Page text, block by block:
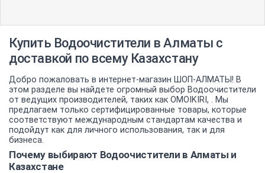
Купить Водоочистители в Алматы с
доставкой по всему Казахстану
Добро пожаловать в интернет-магазин ШОП-АЛМАТЫ! В
этом разделе вы найдете огромный выбор Водоочистители
от ведущих производителей, таких как OMOIKIRI, . Мы
предлагаем только сертифицированные товары, которые
соответствуют международным стандартам качества и
подойдут как для личного использования, так и для
бизнеса.
Почему выбирают Водоочистители в Алматы и
Казахстане